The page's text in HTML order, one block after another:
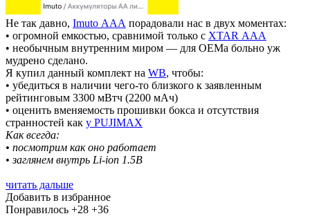
Не так давно, Imuto ААА порадовали нас в двух моментах:
• огромной емкостью, сравнимой только с XTAR ААА
• необычным внутренним миром — для ОЕМа больно уж
мудрено сделано.
Я купил данный комплект на WB, чтобы:
• убедиться в наличии чего-то близкого к заявленным
рейтинговым 3300 мВтч (2200 мАч)
• оценить вменяемость прошивки бокса и отсутствия
странностей как у PUJIMAX
Как всегда:
• посмотрим как оно работает
• заглянем внутрь Li-ion 1.5В
читать дальше
Добавить в избранное
Понравилось +28 +36